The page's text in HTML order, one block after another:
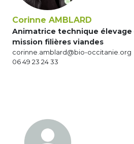
Corinne AMBLARD
Animatrice technique élevage
mission filières viandes
corinne.amblard@bio-occitanie.org
06 49 23 24 33